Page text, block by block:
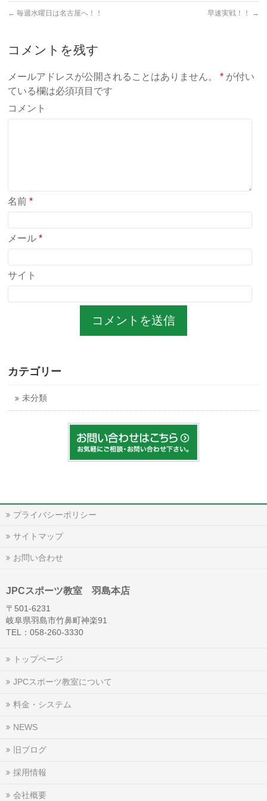
← 毎週水曜日は名古屋へ！！ 早速実戦！！ →
コメントを残す
メールアドレスが公開されることはありません。 * が付い
ている欄は必須項目です
コメント
名前*
メール*
サイト
カテゴリー
未分類
プライバシーポリシー
サイトマップ
お問い合わせ
JPCスポーツ教室 羽島本店
〒501-6231
岐阜県羽島市竹鼻町神楽91
TEL：058-260-3330
トップページ
JPCスポーツ教室について
料金・システム
NEWS
旧ブログ
採用情報
会社概要